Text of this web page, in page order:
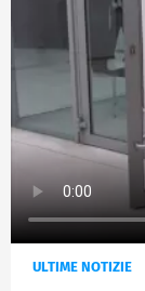
ULTIME NOTIZIE